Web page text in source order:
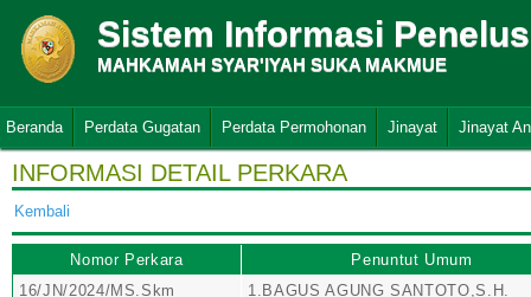
Sistem Informasi
MAHKAMAH SYAR'IYAH SUKA MAKMUE
Beranda Perdata Gugatan Perdata Permohonan Jinayat Jinayat
INFORMASI DETAIL PERKARA
Kembali
Nomor Perkara
Penuntut Umum
16/JN/2024/MS.Skm
1.BAGUS AGUNG SANTOTO,S.H.